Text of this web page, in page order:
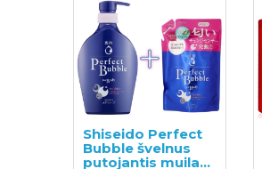
Shiseido Perfect
Bubble švelnus
putojantis muilas